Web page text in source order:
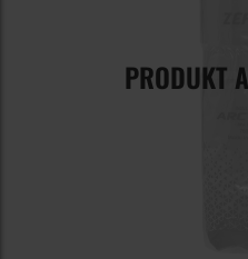
PRODUKT